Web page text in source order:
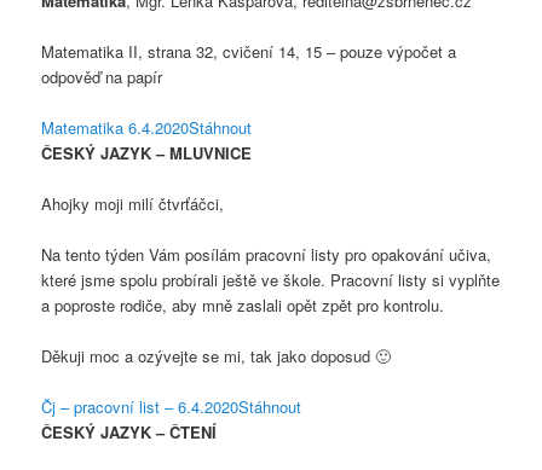
Matematika II, strana 32, cvičení 14, 15 – pouze výpočet a
odpověď na papír
Matematika 6.4.2020Stáhnout
ČESKÝ JAZYK – MLUVNICE
Ahojky moji milí čtvrťáčci,
Na tento týden Vám posílám pracovní listy pro opakování učiva,
které jsme spolu probírali ještě ve škole. Pracovní listy si vyplňte
a poproste rodiče, aby mně zaslali opět zpět pro kontrolu.
Děkuji moc a ozývejte se mi, tak jako doposud 🙂
Čj – pracovní list – 6.4.2020Stáhnout
ČESKÝ JAZYK – ČTENÍ